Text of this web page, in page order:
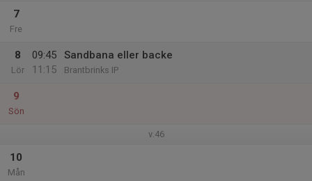
7
Fre
8
Lör
09:45
11:15
Sandbana eller backe
Brantbrinks IP
9
Sön
v.46
10
Mån